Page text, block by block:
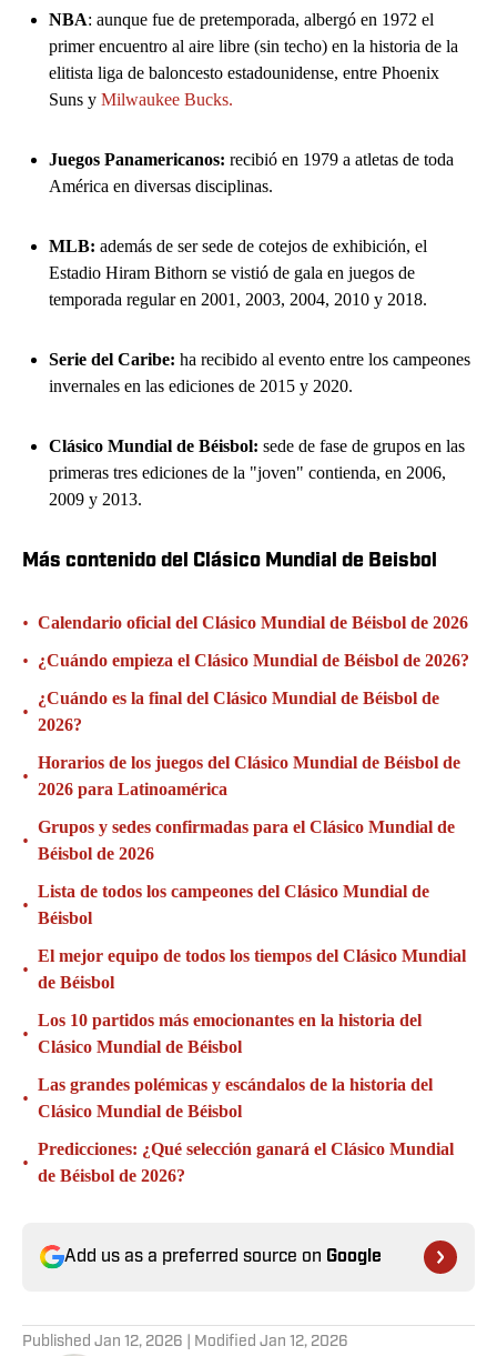
NBA: aunque fue de pretemporada, albergó en 1972 el
primer encuentro al aire libre (sin techo) en la historia de la
elitista liga de baloncesto estadounidense, entre Phoenix
Suns y Milwaukee Bucks.
Juegos Panamericanos: recibió en 1979 a atletas de toda
América en diversas disciplinas.
MLB: además de ser sede de cotejos de exhibición, el
Estadio Hiram Bithorn se vistió de gala en juegos de
temporada regular en 2001, 2003, 2004, 2010 y 2018.
Serie del Caribe: ha recibido al evento entre los campeones
invernales en las ediciones de 2015 y 2020.
Clásico Mundial de Béisbol: sede de fase de grupos en las
primeras tres ediciones de la "joven" contienda, en 2006,
2009 y 2013.
Más contenido del Clásico Mundial de Beisbol
• Calendario oficial del Clásico Mundial de Béisbol de 2026
• ¿Cuándo empieza el Clásico Mundial de Béisbol de 2026?
•
¿Cuándo es la final del Clásico Mundial de Béisbol de
2026?
•
Horarios de los juegos del Clásico Mundial de Béisbol de
2026 para Latinoamérica
•
Grupos y sedes confirmadas para el Clásico Mundial de
Béisbol de 2026
•
Lista de todos los campeones del Clásico Mundial de
Béisbol
•
El mejor equipo de todos los tiempos del Clásico Mundial
de Béisbol
•
Los 10 partidos más emocionantes en la historia del
Clásico Mundial de Béisbol
•
Las grandes polémicas y escándalos de la historia del
Clásico Mundial de Béisbol
•
Predicciones: ¿Qué selección ganará el Clásico Mundial
de Béisbol de 2026?
Add us as a preferred source on Google
Published Jan 12, 2026 | Modified Jan 12, 2026